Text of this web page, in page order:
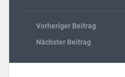
Vorheriger Beitrag
Nächster Beitrag